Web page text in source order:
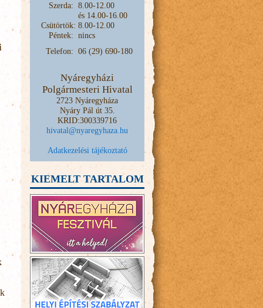
Szerda: 8.00-12.00
és 14.00-16.00
Csütörtök: 8.00-12.00
Péntek: nincs
Telefon: 06 (29) 690-180
Nyáregyházi
Polgármesteri Hivatal
2723 Nyáregyháza
Nyáry Pál út 35.
KRID:300339716
hivatal@nyaregyhaza.hu
Adatkezelési tájékoztató
KIEMELT TARTALOM